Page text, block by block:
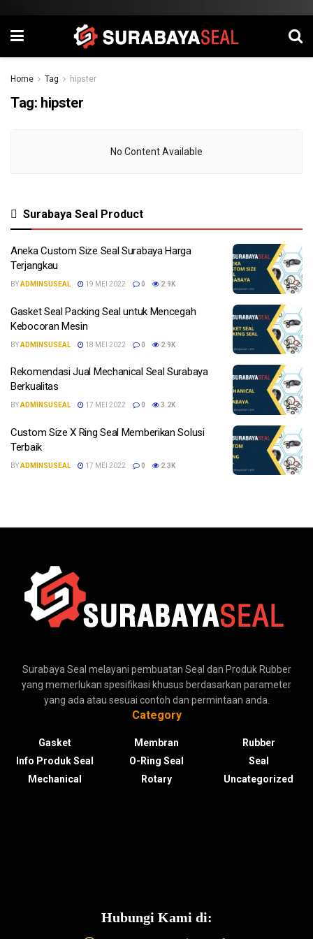
Home Tag hipster
Tag: hipster
No Content Available
Surabaya Seal Product
Aneka Custom Size Seal Surabaya Harga
Terjangkau
BYADMINSUSEAL 19 MEI 2022 0 2.9K
Gasket Seal Packing Seal untuk Mencegah
Kebocoran Mesin
BYADMINSUSEAL 18 MEI 2022 0 2.9K
Rekomendasi Jual Mechanical Seal Surabaya
Berkualitas
BYADMINSUSEAL 17 MEI 2022 0 3.2K
Custom Size X Ring Seal Memberikan Solusi
Terbaik
BYADMINSUSEAL 17 MEI 2022 0 2.3K
Surabaya Seal melayani pembuatan Seal dan Produk Rubber
yang memerlukan spesifikasi khusus berdasarkan parameter
yang ada atau sesuai contoh dan permintaan anda.
Category
Gasket
Info Produk Seal
Mechanical
Membran
O-Ring Seal
Rotary
Rubber
Seal
Uncategorized
Hubungi Kami di: